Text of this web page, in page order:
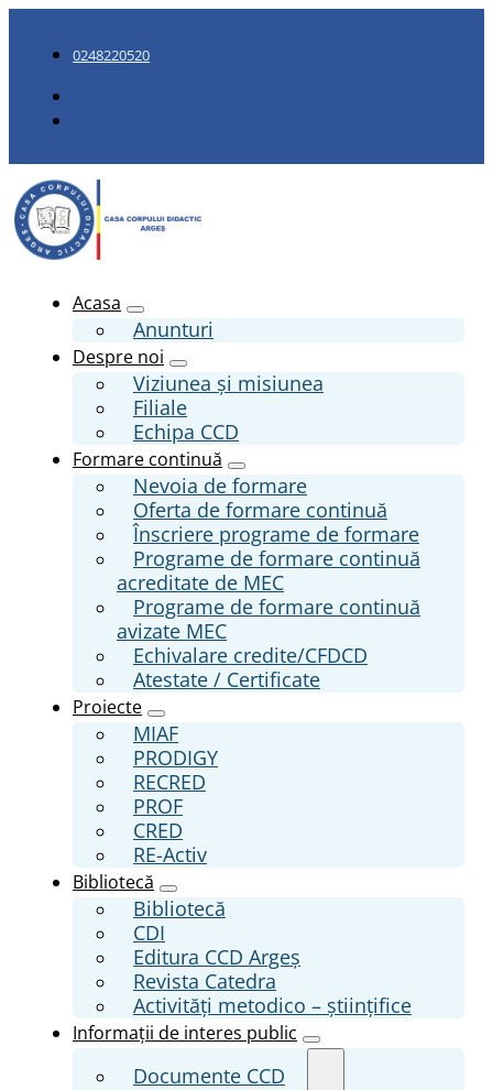
0248220520
Acasa
Anunturi
Despre noi
Viziunea și misiunea
Filiale
Echipa CCD
Formare continuă
Nevoia de formare
Oferta de formare continuă
Înscriere programe de formare
Programe de formare continuă
acreditate de MEC
Programe de formare continuă
avizate MEC
Echivalare credite/CFDCD
Atestate / Certificate
Proiecte
MIAF
PRODIGY
RECRED
PROF
CRED
RE-Activ
Bibliotecă
Bibliotecă
CDI
Editura CCD Argeş
Revista Catedra
Activități metodico – științifice
Informații de interes public
Documente CCD